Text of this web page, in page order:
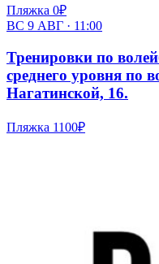
Пляжка 0₽
ВС 9 АВГ · 11:00
Тренировки по
среднего уровня по
Нагатинской, 16.
Пляжка 1100₽